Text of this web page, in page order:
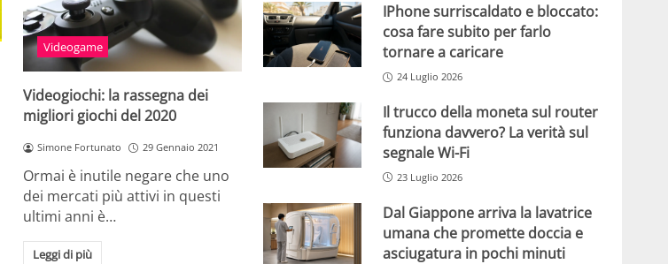
Videogame
Videogiochi: la rassegna dei
migliori giochi del 2020
Simone Fortunato 29 Gennaio 2021
Ormai è inutile negare che uno
dei mercati più attivi in questi
ultimi anni è…
Leggi di più
IPhone surriscaldato e bloccato:
cosa fare subito per farlo
tornare a caricare
24 Luglio 2026
Il trucco della moneta sul router
funziona davvero? La verità sul
segnale Wi-Fi
23 Luglio 2026
Dal Giappone arriva la lavatrice
umana che promette doccia e
asciugatura in pochi minuti